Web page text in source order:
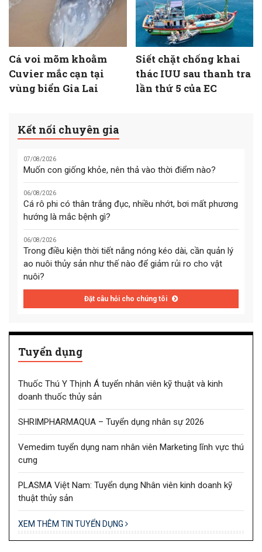
Cá voi mõm khoằm
Cuvier mắc cạn tại
vùng biển Gia Lai
Siết chặt chống khai
thác IUU sau thanh tra
lần thứ 5 của EC
Kết nối chuyên gia
07/08/2026
Muốn con giống khỏe, nên thả vào thời điểm nào?
06/08/2026
Cá rô phi có thân trắng đục, nhiều nhớt, bơi mất phương
hướng là mắc bệnh gì?
06/08/2026
Trong điều kiện thời tiết nắng nóng kéo dài, cần quản lý
ao nuôi thủy sản như thế nào để giảm rủi ro cho vật
nuôi?
Đặt câu hỏi cho chúng tôi
Tuyển dụng
Thuốc Thú Y Thịnh Á tuyển nhân viên kỹ thuật và kinh
doanh thuốc thủy sản
SHRIMPHARMAQUA – Tuyển dụng nhân sự 2026
Vemedim tuyển dụng nam nhân viên Marketing lĩnh vực thú
cưng
PLASMA Việt Nam: Tuyển dụng Nhân viên kinh doanh kỹ
thuật thủy sản
XEM THÊM TIN TUYỂN DỤNG